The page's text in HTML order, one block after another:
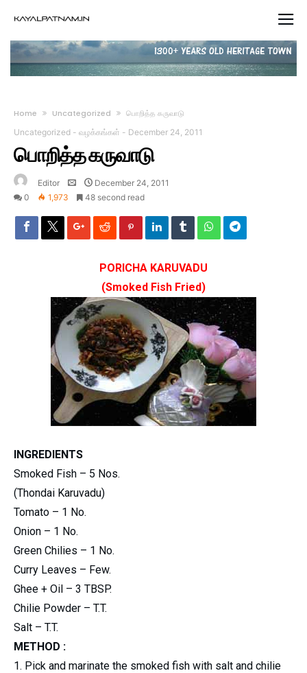
Home Uncategorized பொறித்த கருவாடு
Uncategorized - வழக்கங்கள் - December 24, 2011
பொறித்த கருவாடு
Editor
December 24, 2011
0
1,973 48 second read
PORICHA KARUVADU
(Smoked Fish Fried)
INGREDIENTS
Smoked Fish – 5 Nos.
(Thondai Karuvadu)
Tomato – 1 No.
Onion – 1 No.
Green Chilies – 1 No.
Curry Leaves – Few.
Ghee + Oil – 3 TBSP.
Chilie Powder – T.T.
Salt – T.T.
METHOD :
1. Pick and marinate the smoked fish with salt and chilie